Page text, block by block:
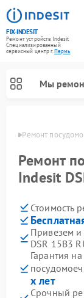
FIX-INDESIT
Ремонт устройств Indesit
Специализированный
cервисный центр г.Пермь
Мы
Ремонт
Ремонт
Indesit
Стоимость
Привезем
DSR 15B3
Гарантия
х лет
Срочный